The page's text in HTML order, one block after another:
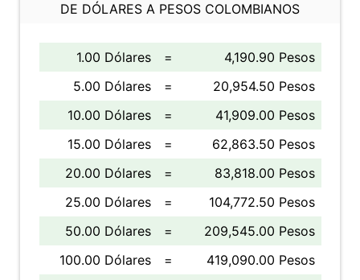
DE DÓLARES A PESOS COLOMBIANOS
1.00 Dólares =
4,190.90 Pesos
5.00 Dólares
=
20,954.50 Pesos
10.00 Dólares
=
41,909.00 Pesos
15.00 Dólares
=
62,863.50 Pesos
20.00 Dólares
=
83,818.00 Pesos
25.00 Dólares
=
104,772.50 Pesos
50.00 Dólares
=
209,545.00 Pesos
100.00 Dólares
=
419,090.00 Pesos